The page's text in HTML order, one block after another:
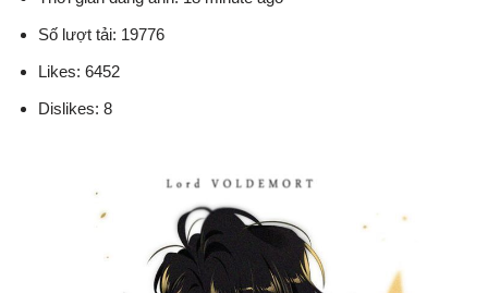
Số lượt tải: 19776
Likes: 6452
Dislikes: 8